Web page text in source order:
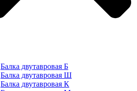
Балка двутавровая Б
Балка двутавровая Ш
Балка двутавровая К